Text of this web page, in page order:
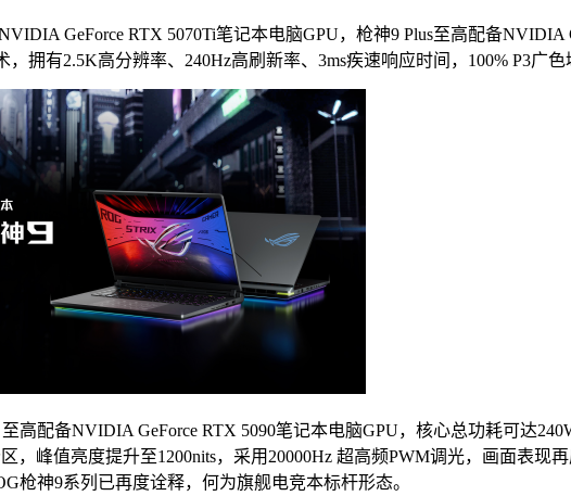
GeForce RTX 5070Ti笔记本电脑GPU，枪神9 Plus至高配备NVIDIA
拥有2.5K高分辨率、240Hz高刷新率、3ms疾速响应时间，100% P3广色
配备NVIDIA GeForce RTX 5090笔记本电脑GPU，核心总功耗可达
，峰值亮度提升至1200nits，采用20000Hz 超高频PWM调光，画面表现
枪神9系列已再度诠释，何为旗舰电竞本标杆形态。